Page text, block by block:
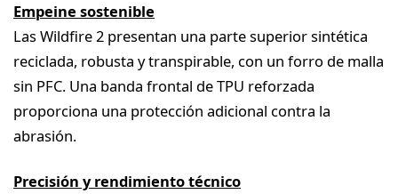
Empeine sostenible
Las Wildfire 2 presentan una parte superior sintética
reciclada, robusta y transpirable, con un forro de malla
sin PFC. Una banda frontal de TPU reforzada
proporciona una protección adicional contra la
abrasión.
Precisión y rendimiento técnico